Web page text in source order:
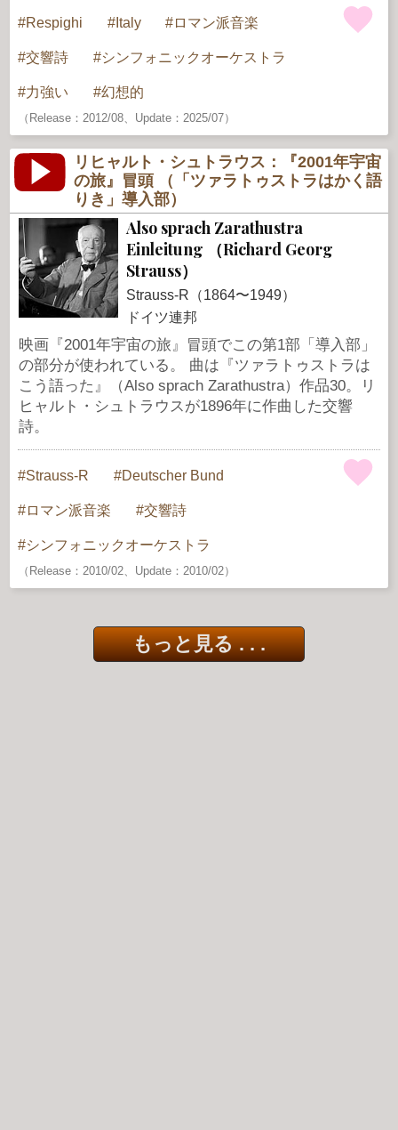
Respighi Italy ロマン派音楽
交響詩 シンフォニックオーケストラ
力強い 幻想的
（Release：2012/08、Update：2025/07）
リヒャルト・シュトラウス：『2001年宇宙
の旅』冒頭 （「ツァラトゥストラはかく語
りき」導入部）
Also sprach Zarathustra
Einleitung （Richard Georg
Strauss）
Strauss-R（1864〜1949）
ドイツ連邦
映画『2001年宇宙の旅』冒頭でこの第1部「導入部」
の部分が使われている。 曲は『ツァラトゥストラは
こう語った』（Also sprach Zarathustra）作品30。リ
ヒャルト・シュトラウスが1896年に作曲した交響
詩。
Strauss-R Deutscher Bund
ロマン派音楽 交響詩
シンフォニックオーケストラ
（Release：2010/02、Update：2010/02）
もっと見る . . .